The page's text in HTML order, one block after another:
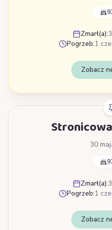
Zmarł(a):
Pogrzeb:1
Zobacz
30
Zmarł(a):
Pogrzeb:1
Zobacz